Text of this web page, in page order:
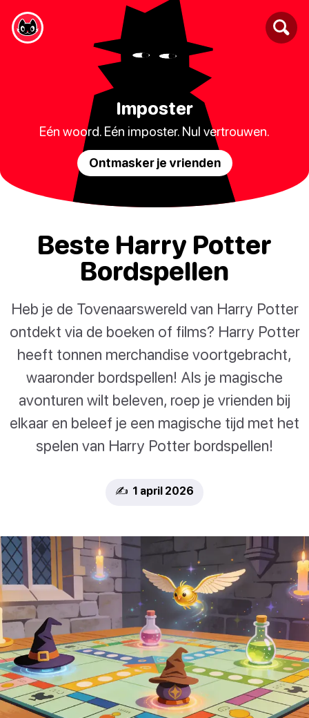
Imposter
Eén woord. Eén imposter. Nul vertrouwen.
Ontmasker je vrienden
Beste Harry Potter
Bordspellen
Heb je de Tovenaarswereld van Harry Potter
ontdekt via de boeken of films? Harry Potter
heeft tonnen merchandise voortgebracht,
waaronder bordspellen! Als je magische
avonturen wilt beleven, roep je vrienden bij
elkaar en beleef je een magische tijd met het
spelen van Harry Potter bordspellen!
✍️ 1 april 2026